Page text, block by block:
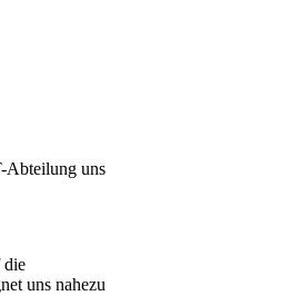
Abteilung uns
die
uns nahezu